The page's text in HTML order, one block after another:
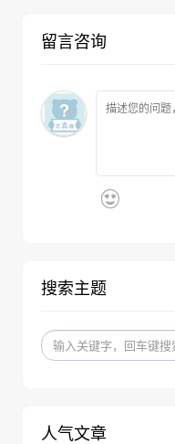
留言咨询
搜索主题
人气文章